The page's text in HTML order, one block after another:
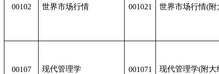
00102 世界市场行情 001021 世界市场行情(附
00107 现代管理学 001071 现代管理学(附大